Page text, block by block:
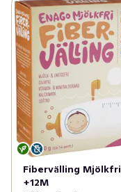
Fibervälling Mjölkfri
+12M